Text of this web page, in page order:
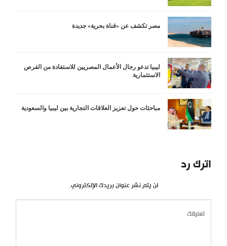
مصر تكشف عن «قناة بحرية» جديدة
ليبيا تدعو رجال الأعمال المصريين للاستفادة من الفرص
الاستثمارية
مباحثات حول تعزيز العلاقات التجارية بين ليبيا والسعودية
اترك رد
لن يتم نشر عنوان بريدك الإلكتروني.